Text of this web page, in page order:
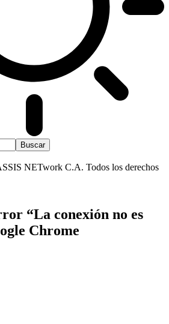
NETwork C.A. Todos los derechos
“La conexión no es
Chrome